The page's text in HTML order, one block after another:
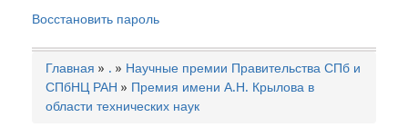
Восстановить пароль
Строка
навигации
Главная .
Научные премии Правительства СПб и
СПбНЦ РАН
Премия имени А.Н. Крылова в
области технических наук